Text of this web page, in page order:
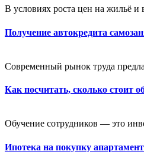
В условиях роста цен на жильё
Получение автокредита
Современный рынок труда
Как посчитать, сколько стоит
Обучение сотрудников — это
Ипотека на покупку